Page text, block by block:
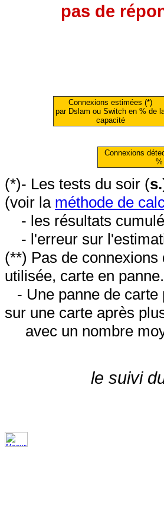
pas de
Connexions estimées (*)
par Dslam ou Switch en % de
capacité
Connexions
(*)- Les tests du soir (s.
(voir la méthode de
- les résultats
- l'erreur sur
(**) Pas de
utilisée, carte en panne.
- Une panne de carte
sur une carte après
avec un nombre
le suivi